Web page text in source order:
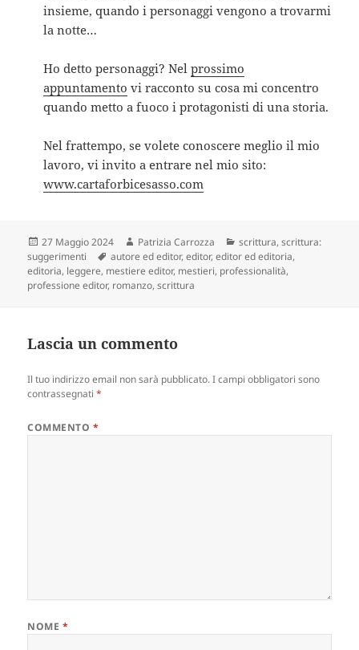
insieme, quando i personaggi vengono a trovarmi
la notte…
Ho detto personaggi? Nelprossimo
appuntamento vi racconto su cosa mi concentro
quando metto a fuoco i protagonisti di una storia.
Nel frattempo, se volete conoscere meglio il mio
lavoro, vi invito a entrare nel mio sito:
www.cartaforbicesasso.com
Scritto
il
27 Maggio 2024 Autore
Patrizia Carrozza Categorie
scrittura,scrittura:
suggerimenti
Tag
autore ed editor,editor,editor ed editoria,
editoria, leggere, mestiere editor, mestieri, professionalità,
professione editor, romanzo,scrittura
Lascia un commento
Il tuo indirizzo email non sarà pubblicato. I campi obbligatori sono
contrassegnati*
COMMENTO *
NOME *